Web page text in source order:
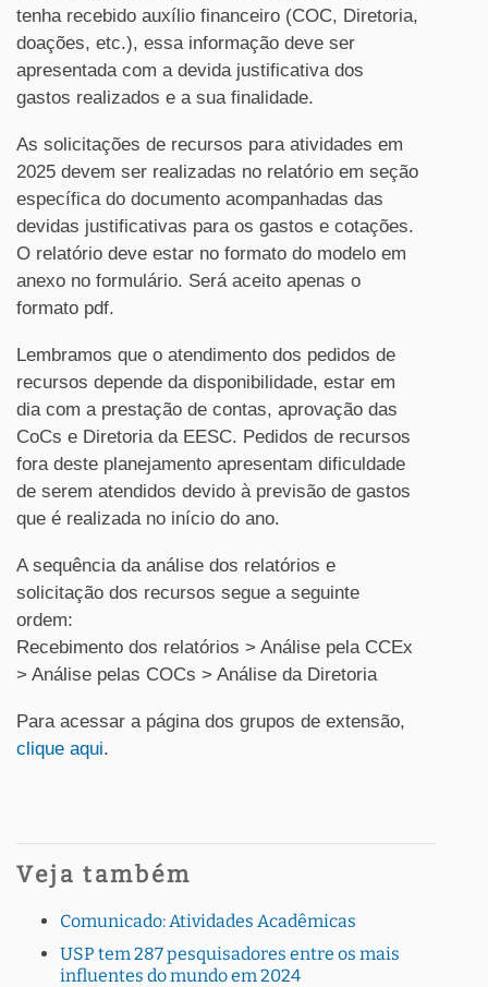
tenha recebido auxílio financeiro (COC, Diretoria,
doações, etc.), essa informação deve ser
apresentada com a devida justificativa dos
gastos realizados e a sua finalidade.
As solicitações de recursos para atividades em
2025 devem ser realizadas no relatório em seção
específica do documento acompanhadas das
devidas justificativas para os gastos e cotações.
O relatório deve estar no formato do modelo em
anexo no formulário. Será aceito apenas o
formato pdf.
Lembramos que o atendimento dos pedidos de
recursos depende da disponibilidade, estar em
dia com a prestação de contas, aprovação das
CoCs e Diretoria da EESC. Pedidos de recursos
fora deste planejamento apresentam dificuldade
de serem atendidos devido à previsão de gastos
que é realizada no início do ano.
A sequência da análise dos relatórios e
solicitação dos recursos segue a seguinte
ordem:
Recebimento dos relatórios > Análise pela CCEx
> Análise pelas COCs > Análise da Diretoria
Para acessar a página dos grupos de extensão,
clique aqui.
Veja também
Comunicado: Atividades Acadêmicas
USP tem 287 pesquisadores entre os mais
influentes do mundo em 2024